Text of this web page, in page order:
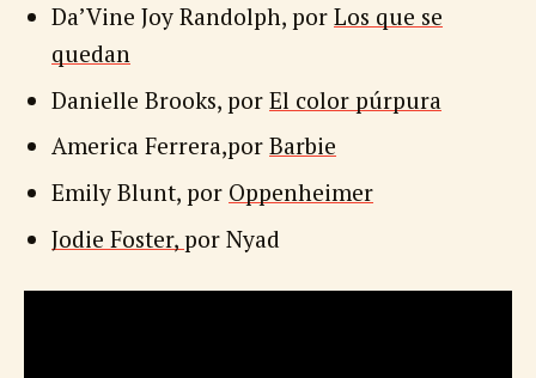
Da’Vine Joy Randolph, porLos que se
quedan
Danielle Brooks, porEl color púrpura
America Ferrera,porBarbie
Emily Blunt, por Oppenheimer
Jodie Foster,por Nyad